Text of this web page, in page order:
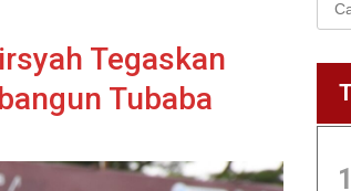
Tegaskan
Tubaba
1